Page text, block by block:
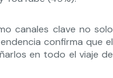
canales clave no solo
confirma que el
en todo el viaje de